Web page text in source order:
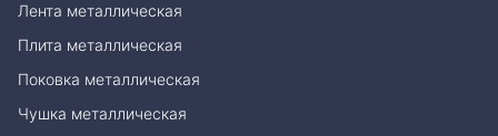
Лента металлическая
Плита металлическая
Поковка металлическая
Чушка металлическая